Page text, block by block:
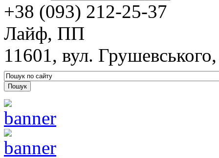
+38 (093) 212-25-37
Лайф, ПП
11601, вул.